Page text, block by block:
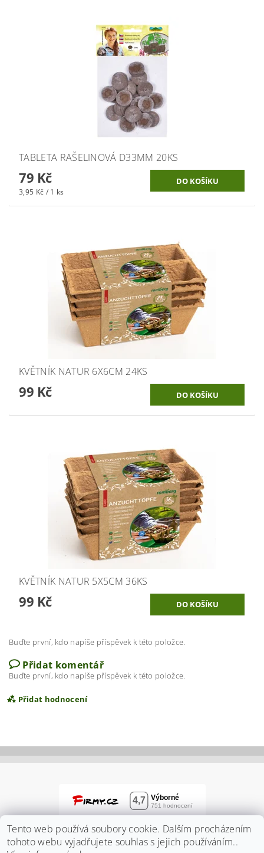
TABLETA RAŠELINOVÁ D33MM 20KS
79 Kč
3,95 Kč / 1 ks
KVĚTNÍK NATUR 6X6CM 24KS
99 Kč
KVĚTNÍK NATUR 5X5CM 36KS
99 Kč
Buďte první, kdo napíše příspěvek k této položce.
Přidat komentář
Buďte první, kdo napíše příspěvek k této položce.
Přidat hodnocení
Tento web používá soubory cookie. Dalším procházením
tohoto webu vyjadřujete souhlas s jejich používáním..